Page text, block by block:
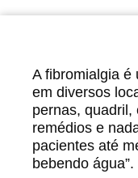
A fibromialgia é
em diversos
pernas, quadril,
remédios e
pacientes até
bebendo água”.